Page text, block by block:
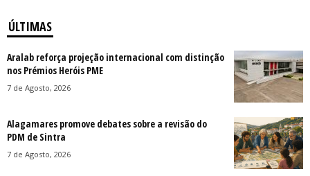
ÚLTIMAS
Aralab reforça projeção internacional com distinção
nos Prémios Heróis PME
7 de Agosto, 2026
Alagamares promove debates sobre a revisão do
PDM de Sintra
7 de Agosto, 2026